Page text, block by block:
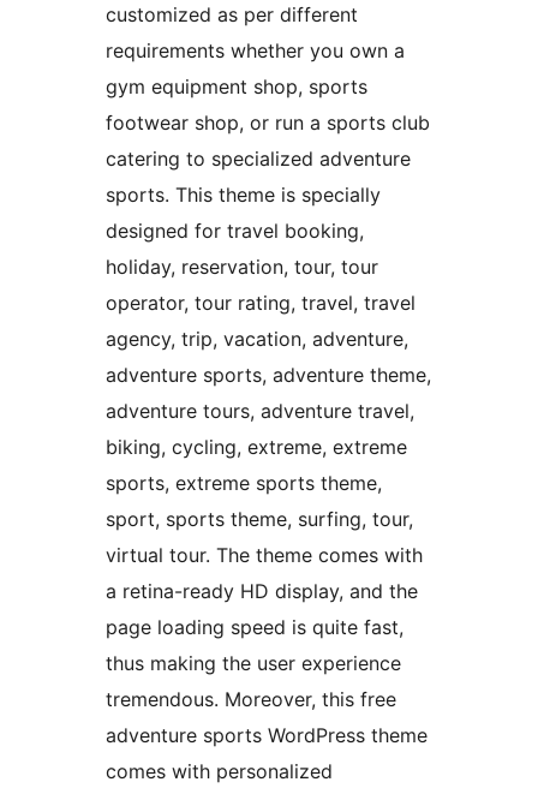
customized as per different
requirements whether you own a
gym equipment shop, sports
footwear shop, or run a sports club
catering to specialized adventure
sports. This theme is specially
designed for travel booking,
holiday, reservation, tour, tour
operator, tour rating, travel, travel
agency, trip, vacation, adventure,
adventure sports, adventure theme,
adventure tours, adventure travel,
biking, cycling, extreme, extreme
sports, extreme sports theme,
sport, sports theme, surfing, tour,
virtual tour. The theme comes with
a retina-ready HD display, and the
page loading speed is quite fast,
thus making the user experience
tremendous. Moreover, this free
adventure sports WordPress theme
comes with personalized